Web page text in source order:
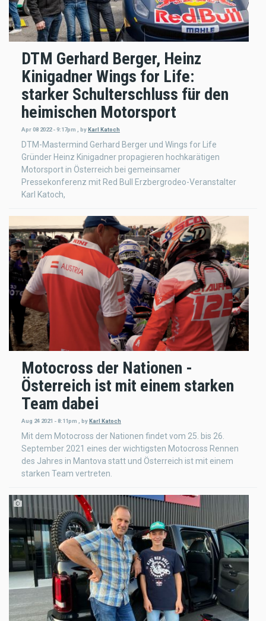
DTM Gerhard Berger, Heinz
Kinigadner Wings for Life:
starker Schulterschluss für den
heimischen Motorsport
Apr 08 2022 - 9:17pm byKarl Katoch
DTM-Mastermind Gerhard Berger und Wings for Life
Gründer Heinz Kinigadner propagieren hochkarätigen
Motorsport in Österreich bei gemeinsamer
Pressekonferenz mit Red Bull Erzbergrodeo-Veranstalter
Karl Katoch,
Motocross der Nationen -
Österreich ist mit einem starken
Team dabei
Aug 24 2021 - 8:11pm byKarl Katoch
Mit dem Motocross der Nationen findet vom 25. bis 26.
September 2021 eines der wichtigsten Motocross Rennen
des Jahres in Mantova statt und Österreich ist mit einem
starken Team vertreten.